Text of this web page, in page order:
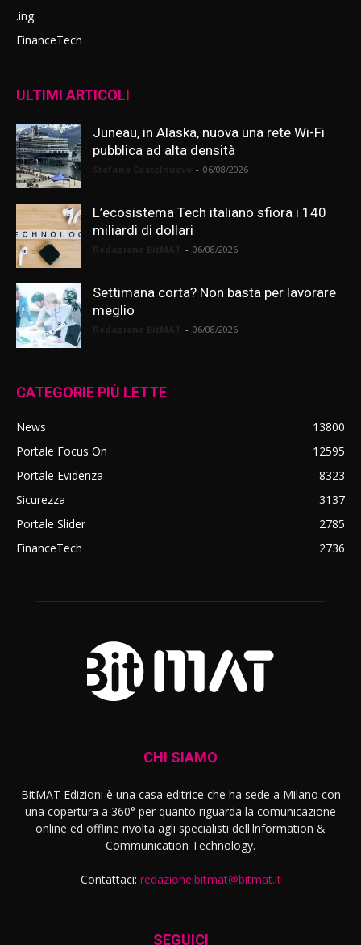
.ing
FinanceTech
ULTIMI ARTICOLI
Juneau, in Alaska, nuova una rete Wi-Fi
pubblica ad alta densità
- 06/08/2026
L’ecosistema Tech italiano sfiora i 140
miliardi di dollari
- 06/08/2026
Settimana corta? Non basta per lavorare
meglio
- 06/08/2026
CATEGORIE PIÙ LETTE
News
13800
Portale Focus On
12595
Portale Evidenza
8323
Sicurezza
3137
Portale Slider
2785
FinanceTech
2736
CHI SIAMO
BitMAT Edizioni è una casa editrice che ha sede a Milano con
una copertura a 360° per quanto riguarda la comunicazione
online ed offline rivolta agli specialisti dell'lnformation &
Communication Technology.
Contattaci: redazione.bitmat@bitmat.it
SEGUICI